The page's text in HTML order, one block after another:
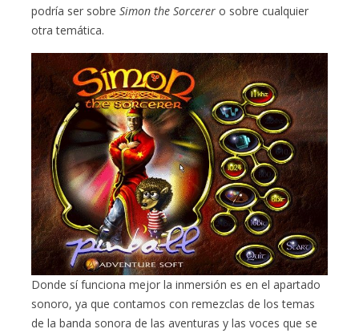
podría ser sobreSimon the Sorcerer o sobre cualquier
otra temática.
Donde sí funciona mejor la inmersión es en el apartado
sonoro, ya que contamos con remezclas de los temas
de la banda sonora de las aventuras y las voces que se